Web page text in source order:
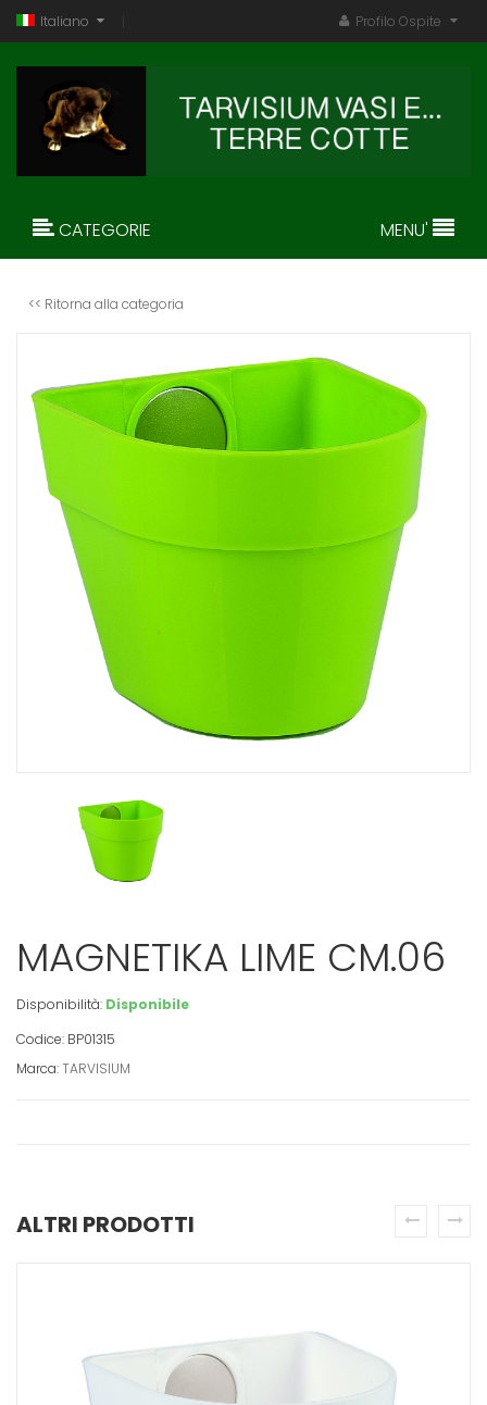
Italiano Profilo Ospite
CATEGORIE MENU'
<< Ritorna alla categoria
MAGNETIKA LIME CM.06
Disponibilità: Disponibile
Codice: BP01315
Marca:TARVISIUM
ALTRI PRODOTTI